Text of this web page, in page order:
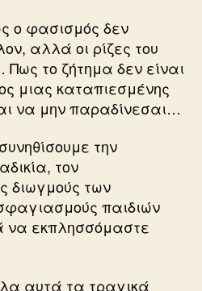
ο φασισμός δεν
αλλά οι ρίζες του
το ζήτημα δεν είναι
μιας καταπιεσμένης
να μην παραδίνεσαι…
την
τον
διωγμούς των
παιδιών
να εκπλησσόμαστε
αυτά τα τραγικά